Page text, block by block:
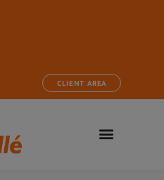
CLIENT AREA